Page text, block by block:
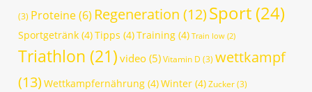
(3) Proteine(6) Regeneration (12)Sport (24)
Sportgetränk (4)Tipps (4)Training (4) Train low (2)
Triathlon (21) video (5)Vitamin D (3) wettkampf
(13)Wettkampfernährung (4)Winter (4)Zucker(3)